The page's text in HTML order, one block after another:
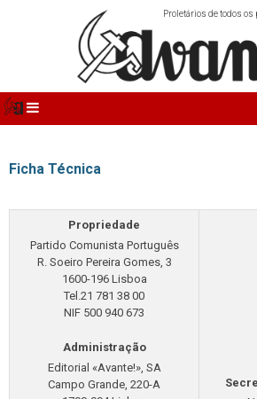
Proletários de todos os
Ficha Técnica
Propriedade
Partido Comunista Português
R. Soeiro Pereira Gomes, 3
1600-196 Lisboa
Tel.21 781 38 00
NIF 500 940 673
Administração
Editorial «Avante!», SA
Campo Grande, 220-A